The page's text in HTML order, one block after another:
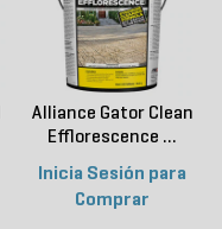
Alliance Gator Clean
Efflorescence ...
Inicia Sesión para
Comprar